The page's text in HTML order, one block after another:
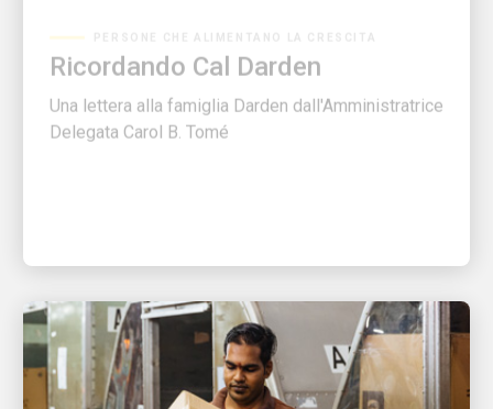
Ricordando Cal Darden
Una lettera alla famiglia Darden dall'Amministratrice
Delegata Carol B. Tomé